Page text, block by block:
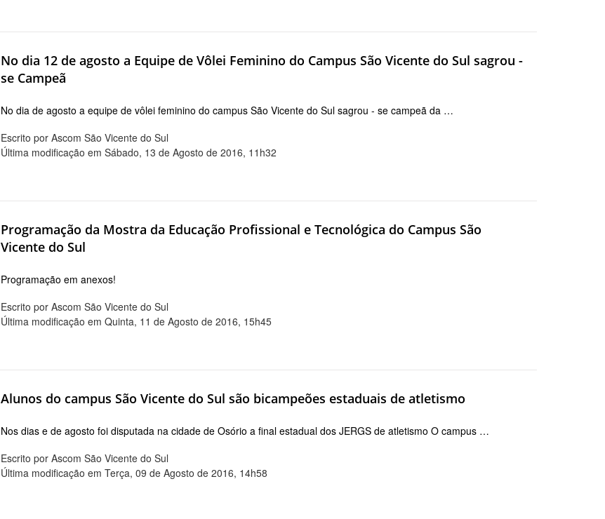
No dia 12 de agosto a Equipe de Vôlei Feminino do Campus São Vicente do Sul sagrou -
se Campeã
No dia de agosto a equipe de vôlei feminino do campus São Vicente do Sul sagrou - se campeã da …
Escrito por Ascom São Vicente do Sul
Última modificação em Sábado, 13 de Agosto de 2016, 11h32
Programação da Mostra da Educação Profissional e Tecnológica do Campus São
Vicente do Sul
Programação em anexos!
Escrito por Ascom São Vicente do Sul
Última modificação em Quinta, 11 de Agosto de 2016, 15h45
Alunos do campus São Vicente do Sul são bicampeões estaduais de atletismo
Nos dias e de agosto foi disputada na cidade de Osório a final estadual dos JERGS de atletismo O campus …
Escrito por Ascom São Vicente do Sul
Última modificação em Terça, 09 de Agosto de 2016, 14h58